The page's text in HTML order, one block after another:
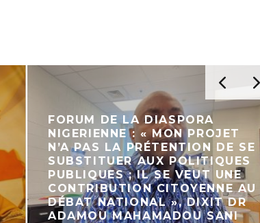
FORUM DE LA DIASPORA
NIGERIENNE : « MON PROJET
N’A PAS LA PRÉTENTION DE SE
SUBSTITUER AUX POLITIQUES
PUBLIQUES ; IL SE VEUT UNE
CONTRIBUTION CITOYENNE AU
DÉBAT NATIONAL », DIXIT DR
ADAMOU MAHAMADOU SANI